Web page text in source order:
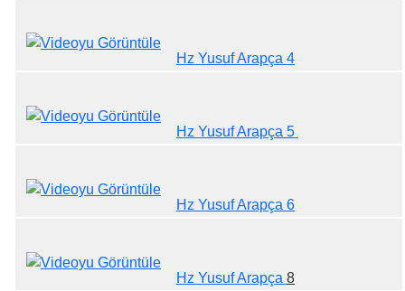
Hz Yusuf Arapça 4
Hz Yusuf Arapça 5
Hz Yusuf Arapça 6
Hz Yusuf Arapça 8